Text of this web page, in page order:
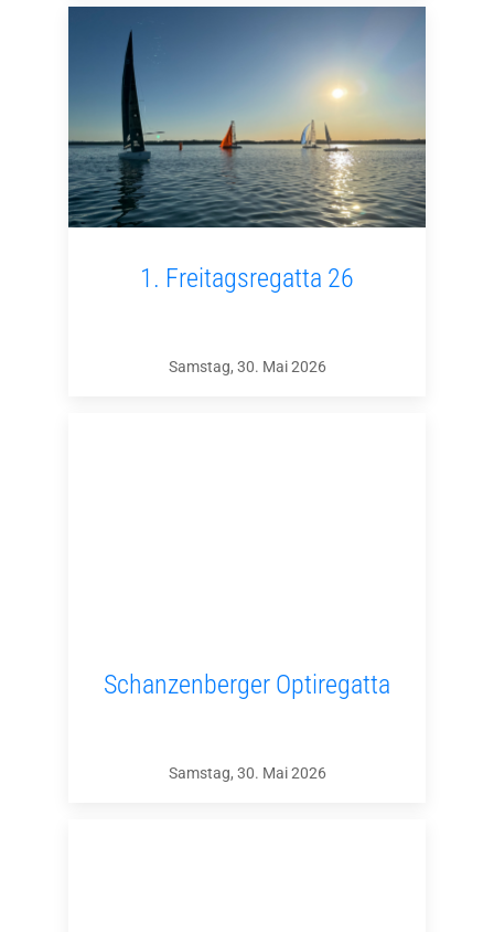
1. Freitagsregatta 26
Samstag, 30. Mai 2026
Schanzenberger Optiregatta
Samstag, 30. Mai 2026